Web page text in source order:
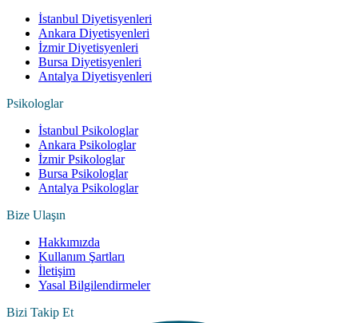
İstanbul Diyetisyenleri
Ankara Diyetisyenleri
İzmir Diyetisyenleri
Bursa Diyetisyenleri
Antalya Diyetisyenleri
Psikologlar
İstanbul Psikologlar
Ankara Psikologlar
İzmir Psikologlar
Bursa Psikologlar
Antalya Psikologlar
Bize Ulaşın
Hakkımızda
Kullanım Şartları
İletişim
Yasal Bilgilendirmeler
Bizi Takip Et